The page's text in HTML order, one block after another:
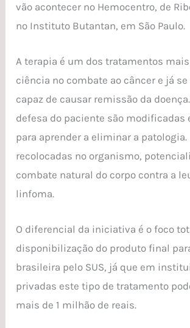
vão acontecer no Hemocentro, de
no Instituto Butantan, em São Paulo.
A terapia é um dos tratamentos
ciência no combate ao câncer e já
capaz de causar remissão da
defesa do paciente são modificadas
para aprender a eliminar a patologia.
recolocadas no organismo,
combate natural do corpo contra a
linfoma.
O diferencial da iniciativa é o foco
disponibilização do produto final
brasileira pelo SUS, já que em
privadas este tipo de tratamento
mais de 1 milhão de reais.